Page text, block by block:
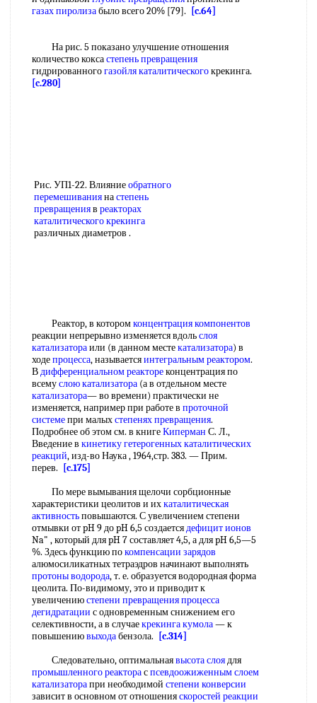
газах пиролизабыло всего 20% [79]. [c.64]
На рис. 5 показано улучшение отношения
количество коксастепень превращения
гидрированногогазойля каталитическогокрекинга.
[c.280]
Рис. УП1-22. Влияниеобратного
перемешиваниянастепень
превращенияв реакторах
каталитического крекинга
различных диаметров .
Реактор, в которомконцентрация компонентов
реакции непрерывно изменяется вдольслоя
катализатораили (в данном местекатализатора) в
ходепроцесса, называетсяинтегральным реактором.
Вдифференциальном реактореконцентрация по
всемуслою катализатора (а в отдельном месте
катализатора— во времени) практически не
изменяется, например при работе в проточной
системепри малыхстепенях превращения.
Подробнее об этом см. в книгеКиперман С. Л.,
Введение в кинетику гетерогенных каталитических
реакций, изд-во Наука , 1964,стр. 383. — Прим.
перев.
[c.175]
По мере вымывания щелочи сорбционные
характеристики цеолитов и ихкаталитическая
активностьповышаются. С увеличением степени
отмывки от pH 9 до pH 6,5 создаетсядефицит ионов
Na" , который для pH 7 составляет 4,5, а для pH 6,5—5
%. Здесь функцию покомпенсации зарядов
алюмосиликатных тетраэдров начинают выполнять
протоны водорода, т. е. образуется водородная форма
цеолита. По-видимому, это и приводит к
увеличениюстепени превращенияпроцесса
дегидратации с одновременным снижением его
селективности, а в случаекрекинга кумола— к
повышениювыходабензола.
[c.314]
Следовательно, оптимальнаявысота слоядля
промышленного реактораспсевдоожиженным слоем
катализаторапри необходимой степени конверсии
зависит в основном от отношенияскоростей реакции